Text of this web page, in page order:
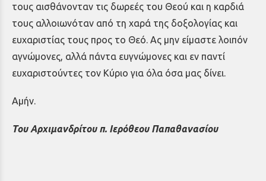
τους αισθάνονταν τις δωρεές του Θεού και η καρδιά
τους αλλοιωνόταν από τη χαρά της δοξολογίας και
ευχαριστίας τους προς το Θεό. Ας μην είμαστε λοιπόν
αγνώμονες, αλλά πάντα ευγνώμονες και εν παντί
ευχαριστούντες τον Κύριο για όλα όσα μας δίνει.
Αμήν.
Του Αρχιμανδρίτου π. Ιερόθεου Παπαθανασίου